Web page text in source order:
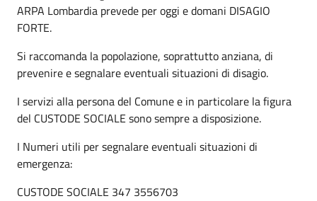
ARPA Lombardia prevede per oggi e domani DISAGIO
FORTE.
Si raccomanda la popolazione, soprattutto anziana, di
prevenire e segnalare eventuali situazioni di disagio.
I servizi alla persona del Comune e in particolare la figura
del CUSTODE SOCIALE sono sempre a disposizione.
I Numeri utili per segnalare eventuali situazioni di
emergenza:
CUSTODE SOCIALE 347 3556703